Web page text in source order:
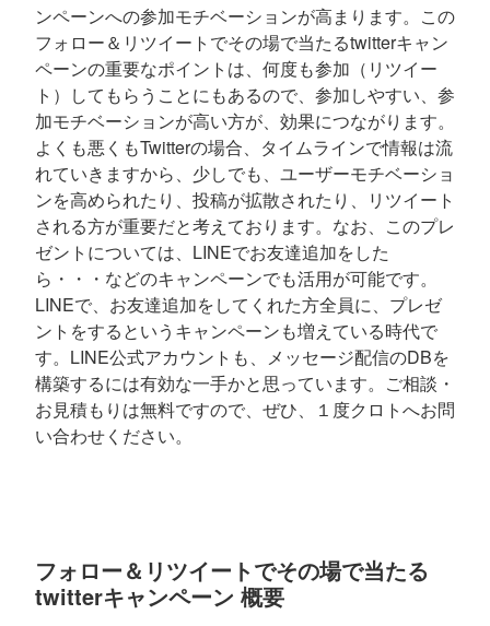
ンペーンへの参加モチベーションが高まります。この
フォロー＆リツイートでその場で当たるtwitterキャン
ペーンの重要なポイントは、何度も参加（リツイー
ト）してもらうことにもあるので、参加しやすい、参
加モチベーションが高い方が、効果につながります。
よくも悪くもTwitterの場合、タイムラインで情報は流
れていきますから、少しでも、ユーザーモチベーショ
ンを高められたり、投稿が拡散されたり、リツイート
される方が重要だと考えております。なお、このプレ
ゼントについては、LINEでお友達追加をした
ら・・・などのキャンペーンでも活用が可能です。
LINEで、お友達追加をしてくれた方全員に、プレゼ
ントをするというキャンペーンも増えている時代で
す。LINE公式アカウントも、メッセージ配信のDBを
構築するには有効な一手かと思っています。ご相談・
お見積もりは無料ですので、ぜひ、１度クロトへお問
い合わせください。
フォロー＆リツイートでその場で当たる
twitterキャンペーン 概要